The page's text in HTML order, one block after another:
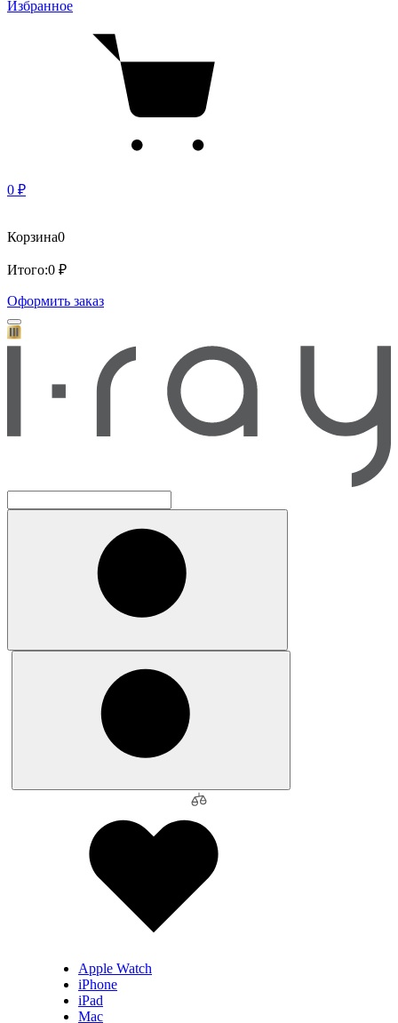
Избранное
0 ₽
Корзина0
Итого:0 ₽
Оформить заказ
Apple Watch
iPhone
iPad
Mac